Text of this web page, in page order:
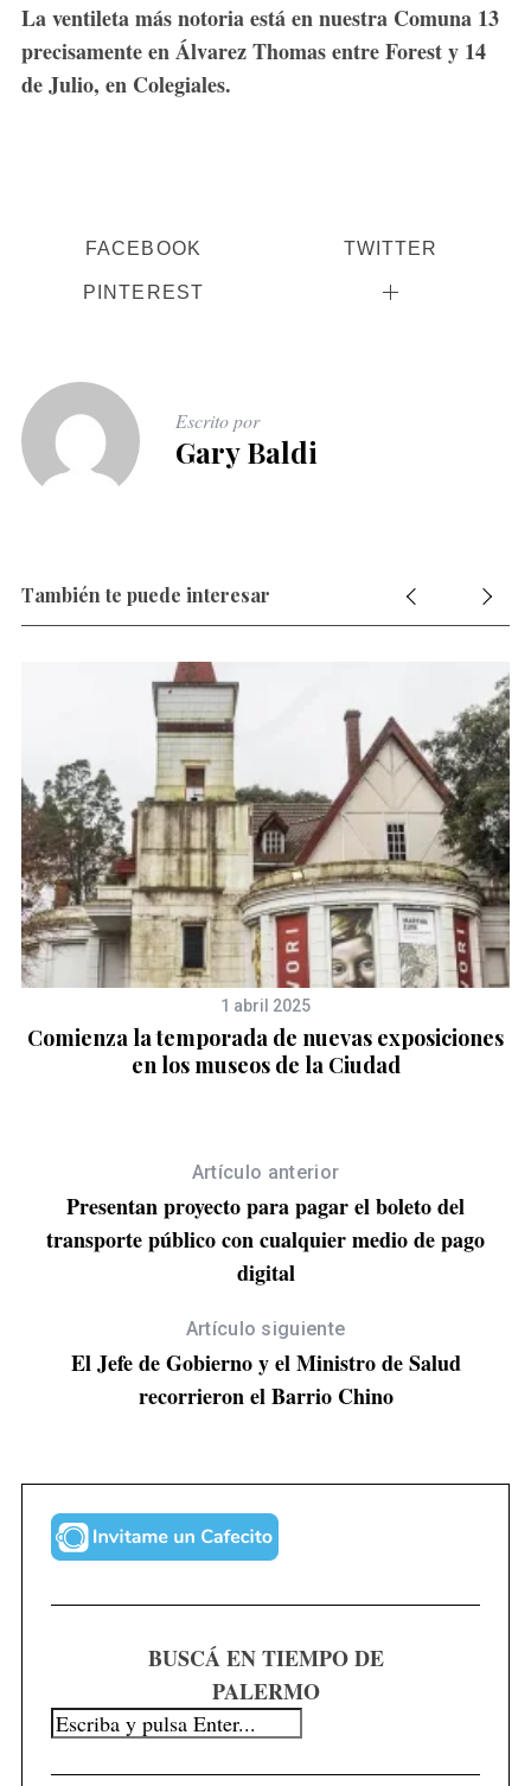
La ventileta más notoria está en nuestra Comuna 13
precisamente en Álvarez Thomas entre Forest y 14
de Julio, en Colegiales.
FACEBOOK TWITTER
PINTEREST
Escrito por
Gary Baldi
También te puede interesar
1 abril 2025
Comienza la temporada de nuevas exposiciones
en los museos de la Ciudad
Artículo anterior
Presentan proyecto para pagar el boleto del
transporte público con cualquier medio de pago
digital
Artículo siguiente
El Jefe de Gobierno y el Ministro de Salud
recorrieron el Barrio Chino
BUSCÁ EN TIEMPO DE
PALERMO
S
a
f
o